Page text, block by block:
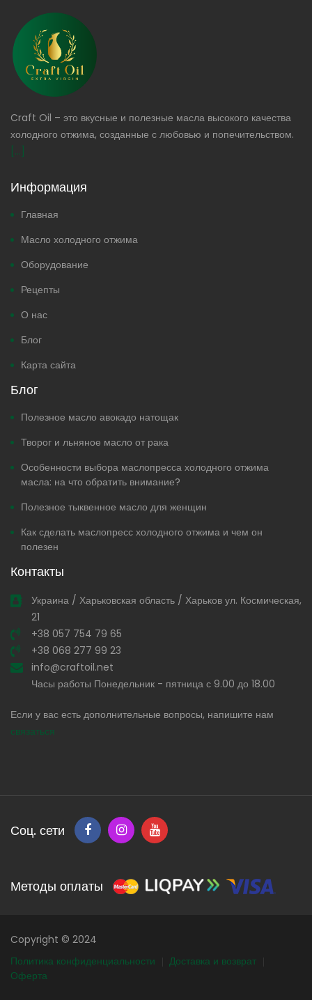
Craft Oil – это вкусные и полезные масла высокого качества
холодного отжима, созданные с любовью и попечительством.
[...]
Информация
Главная
Масло холодного отжима
Оборудование
Рецепты
О нас
Блог
Карта сайта
Блог
Полезное масло авокадо натощак
Творог и льняное масло от рака
Особенности выбора маслопресса холодного отжима
масла: на что обратить внимание?
Полезное тыквенное масло для женщин
Как сделать маслопресс холодного отжима и чем он
полезен
Контакты
Украина / Харьковская область / Харьков ул. Космическая,
21
+38 057 754 79 65
+38 068 277 99 23
info@craftoil.net
Часы работы Понедельник - пятница с 9.00 до 18.00
Если у вас есть дополнительные вопросы, напишите нам
связаться
Соц. сети
Методы оплаты
Copyright © 2024
Политика конфиденциальности
Доставка и возврат
Оферта